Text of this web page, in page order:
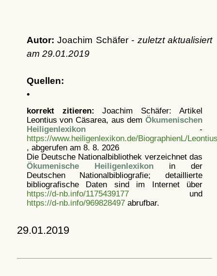
Autor: Joachim Schäfer - zuletzt aktualisiert
am 29.01.2019
Quellen:
•
korrekt zitieren: Joachim Schäfer: Artikel
Leontius von Cäsarea, aus dem Ökumenischen
Heiligenlexikon-
https://www.heiligenlexikon.de/BiographienL/
, abgerufen am 8. 8. 2026
Die Deutsche Nationalbibliothek verzeichnet das
Ökumenische Heiligenlexikonin der
Deutschen Nationalbibliografie; detaillierte
bibliografische Daten sind im Internet über
https://d-nb.info/1175439177und
https://d-nb.info/969828497abrufbar.
29.01.2019